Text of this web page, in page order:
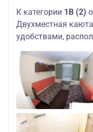
К категории 1В (2)
Двухместная
удобствами,